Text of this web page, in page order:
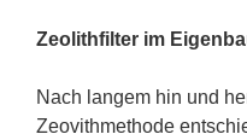
Zeolithfilter im
Nach langem hin und
Zeovithmethode